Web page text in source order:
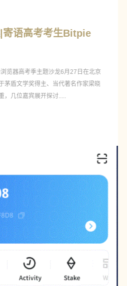
寄语高考考生Bitpie
览器高考季主题沙龙6月27日在北京
茅盾文学奖得主、当代著名作家梁晓
，几位嘉宾展开探讨.....